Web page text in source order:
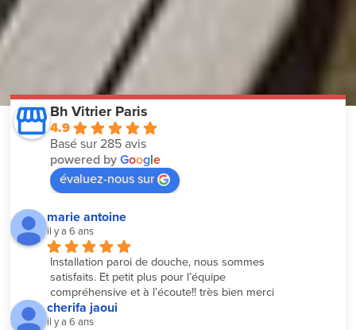
Bh Vitrier Paris
4.9
Basé sur 285 avis
powered byGoogle
évaluez-nous sur
marie antoine
il y a 6 ans
Installation paroi de douche, nous sommes
satisfaits. Et petit plus pour l’équipe
compréhensive et à l’écoute!! très bien merci
cherifa jaoui
il y a 6 ans